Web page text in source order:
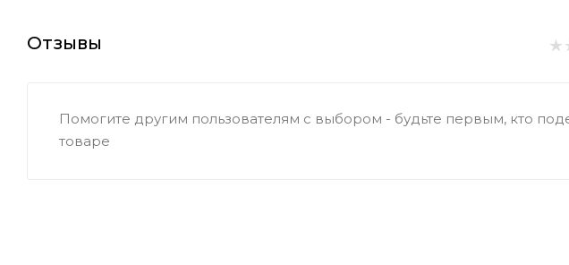
Отзывы
Помогите другим пользователям с выбором - будьте первым, кто
товаре